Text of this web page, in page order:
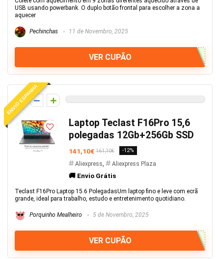
USB usando powerbank. O duplo botão frontal para escolher a zona a
aquecer
Pechinchas 11 de Novembro, 2025
VER CUPÃO
ENVIO ESPANHA
0
Laptop Teclast F16Pro 15,6
polegadas 12Gb+256Gb SSD
141,10€ 161,10€ -12%
Aliexpress, Aliexpress Plaza
🚚 Envio Grátis
Teclast F16Pro Laptop 15.6 PolegadasUm laptop fino e leve com ecrã
grande, ideal para trabalho, estudo e entretenimento quotidiano.
Porquinho Mealheiro 5 de Novembro, 2025
VER CUPÃO